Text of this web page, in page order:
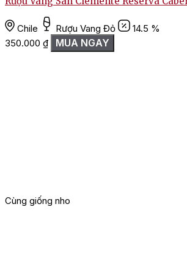
Chile Rượu Vang Đỏ
14.5 %
350.000 ₫ MUA NGAY
Cùng giống nho